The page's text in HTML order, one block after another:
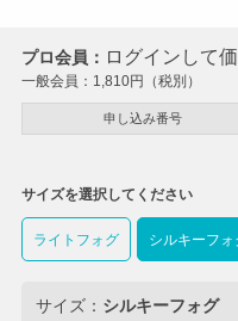
プロ会員： ログインして
一般会員： 1,810円（税別）
申し込み番号
サイズを選択してください
ライトフォグ シルキーフォ
サイズ： シルキーフォグ